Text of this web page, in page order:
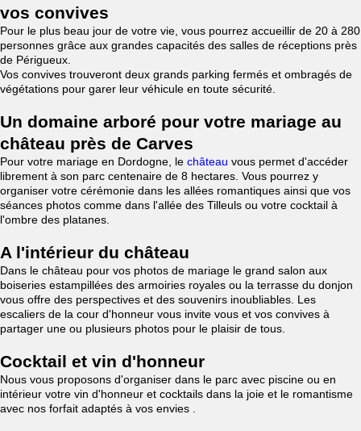
vos convives
Pour le plus beau jour de votre vie, vous pourrez accueillir de 20 à 280
personnes grâce aux grandes capacités des salles de réceptions près
de Périgueux.
Vos convives trouveront deux grands parking fermés et ombragés de
végétations pour garer leur véhicule en toute sécurité.
Un domaine arboré pour votre mariage au
château près de Carves
Pour votre mariage en Dordogne, le château vous permet d'accéder
librement à son parc centenaire de 8 hectares. Vous pourrez y
organiser votre cérémonie dans les allées romantiques ainsi que vos
séances photos comme dans l'allée des Tilleuls ou votre cocktail à
l'ombre des platanes.
A l'intérieur du château
Dans le château pour vos photos de mariage le grand salon aux
boiseries estampillées des armoiries royales ou la terrasse du donjon
vous offre des perspectives et des souvenirs inoubliables. Les
escaliers de la cour d'honneur vous invite vous et vos convives à
partager une ou plusieurs photos pour le plaisir de tous.
Cocktail et vin d'honneur
Nous vous proposons d'organiser dans le parc avec piscine ou en
intérieur votre vin d'honneur et cocktails dans la joie et le romantisme
avec nos forfait adaptés à vos envies .